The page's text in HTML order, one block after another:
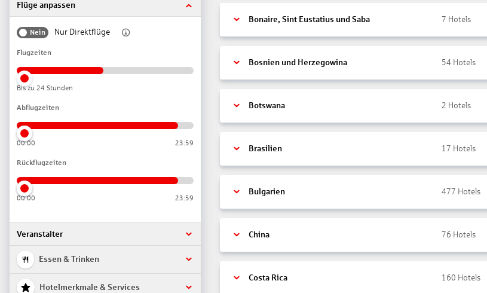
Flüge anpassen
Nein Nur Direktflüge
Flugzeiten
Bis zu 24 Stunden
Abflugzeiten
00:00 23:59
Rückflugzeiten
00:00 23:59
Veranstalter
Essen & Trinken
Hotelmerkmale & Services
Bonaire, Sint Eustatius und Saba 7 Hotels
Bosnien und Herzegowina 54 Hotels
Botswana 2 Hotels
Brasilien 17 Hotels
Bulgarien 477 Hotels
China 76 Hotels
Costa Rica 160 Hotels